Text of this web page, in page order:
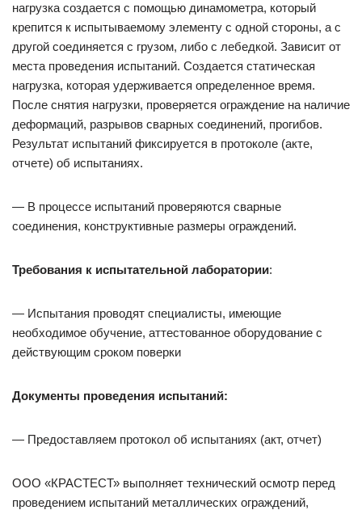
нагрузка создается с помощью динамометра, который
крепится к испытываемому элементу с одной стороны, а с
другой соединяется с грузом, либо с лебедкой. Зависит от
места проведения испытаний. Создается статическая
нагрузка, которая удерживается определенное время.
После снятия нагрузки, проверяется ограждение на наличие
деформаций, разрывов сварных соединений, прогибов.
Результат испытаний фиксируется в протоколе (акте,
отчете) об испытаниях.
— В процессе испытаний проверяются сварные
соединения, конструктивные размеры ограждений.
Требования к испытательной лаборатории:
— Испытания проводят специалисты, имеющие
необходимое обучение, аттестованное оборудование с
действующим сроком поверки
Документы проведения испытаний:
— Предоставляем протокол об испытаниях (акт, отчет)
ООО «КРАСТЕСТ» выполняет технический осмотр перед
проведением испытаний металлических ограждений,